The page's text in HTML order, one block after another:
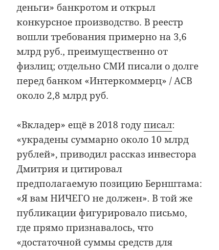
деньги» банкротом и открыл
конкурсное производство. В реестр
вошли требования примерно на 3,6
млрд руб., преимущественно от
физлиц; отдельно СМИ писали о долге
перед банком «Интеркоммерц» / АСВ
около 2,8 млрд руб.
«Вкладер» ещё в 2018 годуписал:
«украдены суммарно около 10 млрд
рублей», приводил рассказ инвестора
Дмитрия и цитировал
предполагаемую позицию Бернштама:
«Я вам НИЧЕГО не должен». В той же
публикации фигурировало письмо,
где прямо признавалось, что
«достаточной суммы средств для